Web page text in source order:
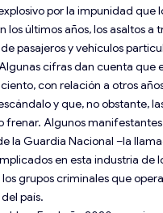
por la impunidad que
los últimos años, los asaltos a
pasajeros y vehículos
cifras dan cuenta que
con relación a otros
y que, no obstante,
frenar. Algunos
la Guardia Nacional –la
en esta industria de
grupos criminales que
país.